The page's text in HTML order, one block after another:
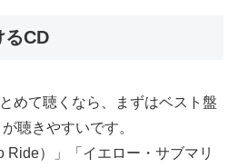
るCD
めて聴くなら、まずはベスト盤
聴きやすいです。
Ride）」「イエロー・サブマリ